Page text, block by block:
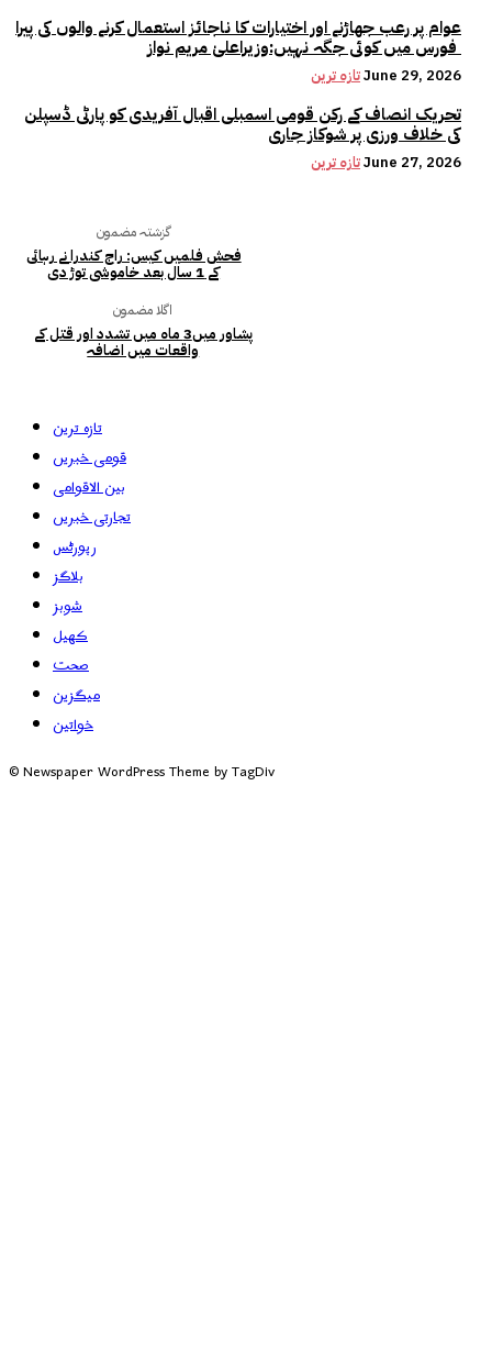
عوام پر رعب جھاڑنے اور اختیارات کا ناجائز استعمال کرنے والوں کی پیرا
تازہ ترینJune 29, 2026
تحریک انصاف کے رکن قومی اسمبلی اقبال آفریدی کو پارٹی ڈسپلن
کی خلاف ورزی پر شوکاز جاری
تازہ ترینJune 27, 2026
گزشتہ مضمون
فحش فلمیں کیس: راج کندرا نے رہائی
کے 1 سال بعد خاموشی توڑ دی
اگلا مضمون
پشاور میں3 ماہ میں تشدد اور قتل کے
واقعات میں اضافہ
تازہ ترین
قومی خبریں
بین الاقوامی
تجارتی خبریں
رپورٹس
بلاگز
شوبز
کھیل
صحت
میگزین
خواتین
© Newspaper WordPress Theme by TagDiv